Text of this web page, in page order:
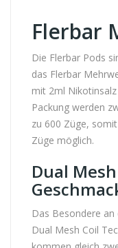
Flerbar
Die Flerbar Pods
das Flerbar
mit 2ml
Packung werden
zu 600 Züge,
Züge möglich.
Dual
Das Besondere
Dual Mesh Coil